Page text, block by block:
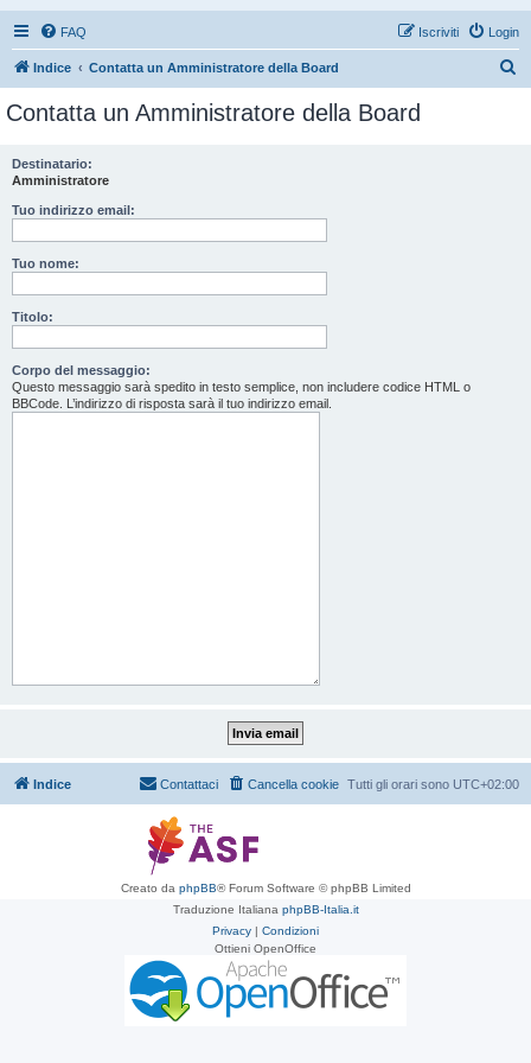
FAQ Login
Iscriviti
Indice Contatta un Amministratore della Board
Contatta un Amministratore della Board
Destinatario:
Amministratore
Tuo indirizzo email:
Tuo nome:
Titolo:
Corpo del messaggio:
Questo messaggio sarà spedito in testo semplice, non includere codice HTML o
BBCode. L’indirizzo di risposta sarà il tuo indirizzo email.
Indice Tutti gli orari sono UTC+02:00
Cancella cookie
Contattaci
Creato da phpBB® Forum Software © phpBB Limited
Traduzione Italiana phpBB-Italia.it
Privacy | Condizioni
Ottieni OpenOffice